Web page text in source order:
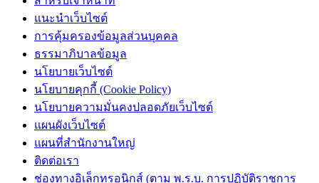
แนะนำเว็บไซต์
การคุ้มครองข้อมูลส่วนบุคคล
ธรรมาภิบาลข้อมูล
นโยบายเว็บไซต์
นโยบายคุกกี้ (Cookie Policy)
นโยบายความมั่นคงปลอดภัยเว็บไซต์
แผนผังเว็บไซต์
แผนที่สำนักงานใหญ่
ติดต่อเรา
ช่องทางอิเล็กทรอนิกส์ (ตาม พ.ร.บ. การปฏิบัติราชการ